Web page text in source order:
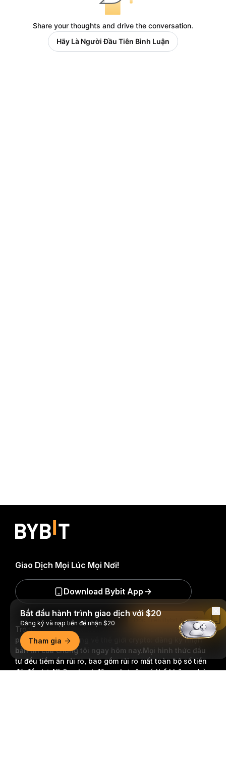
Share your thoughts and drive the conversation.
Hãy Là Người Đầu Tiên Bình Luận
Trở thành người đầu tiên nhận được những hiểu biết và
phân tích quan trọng về thế giới crypto: đăng ký nhận
bản tin của chúng tôi ngay hôm nay.Mọi hình thức đầu
tư đều tiềm ẩn rủi ro, bao gồm rủi ro mất toàn bộ số tiền
đã đầu tư. Những hoạt động như vậy có thể không phù
Giao Dịch Mọi Lúc Mọi Nơi!
Download Bybit App
Bắt đầu hành trình giao dịch với $20
Đăng ký và nạp tiền để nhận $20
Tham gia
Đọc Trên Bybit App